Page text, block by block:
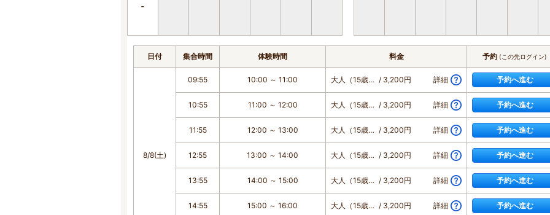
日付 集合時間 体験時間 料金 予約 (この先ログイン)
8/8(土)
09:55 10:00 ～ 11:00 大人（15歳以上） / 3,200円 詳細 予約へ進む
10:55 11:00 ～ 12:00 大人（15歳以上） / 3,200円 詳細 予約へ進む
11:55 12:00 ～ 13:00 大人（15歳以上） / 3,200円 詳細 予約へ進む
12:55 13:00 ～ 14:00 大人（15歳以上） / 3,200円 詳細 予約へ進む
13:55 14:00 ～ 15:00 大人（15歳以上） / 3,200円 詳細 予約へ進む
14:55 15:00 ～ 16:00 大人（15歳以上） / 3,200円 詳細 予約へ進む